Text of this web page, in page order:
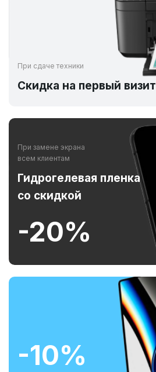
При сдаче техники
Скидка на первый визит
При замене экрана
всем клиентам
Гидрогелевая пленка
со скидкой
-20%
-10%